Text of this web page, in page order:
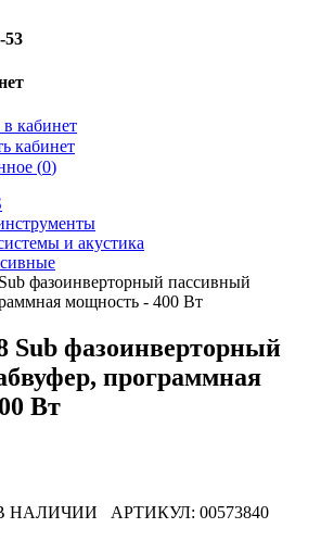
53
кабинет
кабинет
(0)
и акустика
фазоинверторный пассивный
мощность - 400 Вт
Sub фазоинверторный
программная
Вт
НАЛИЧИИ АРТИКУЛ: 00573840